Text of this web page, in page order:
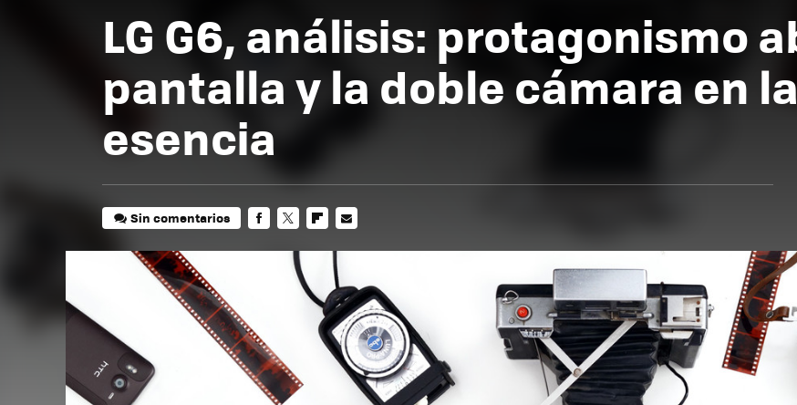
LG G6, análisis: protagonismo
pantalla y la doble cámara en
esencia
Sin comentarios
MAIL